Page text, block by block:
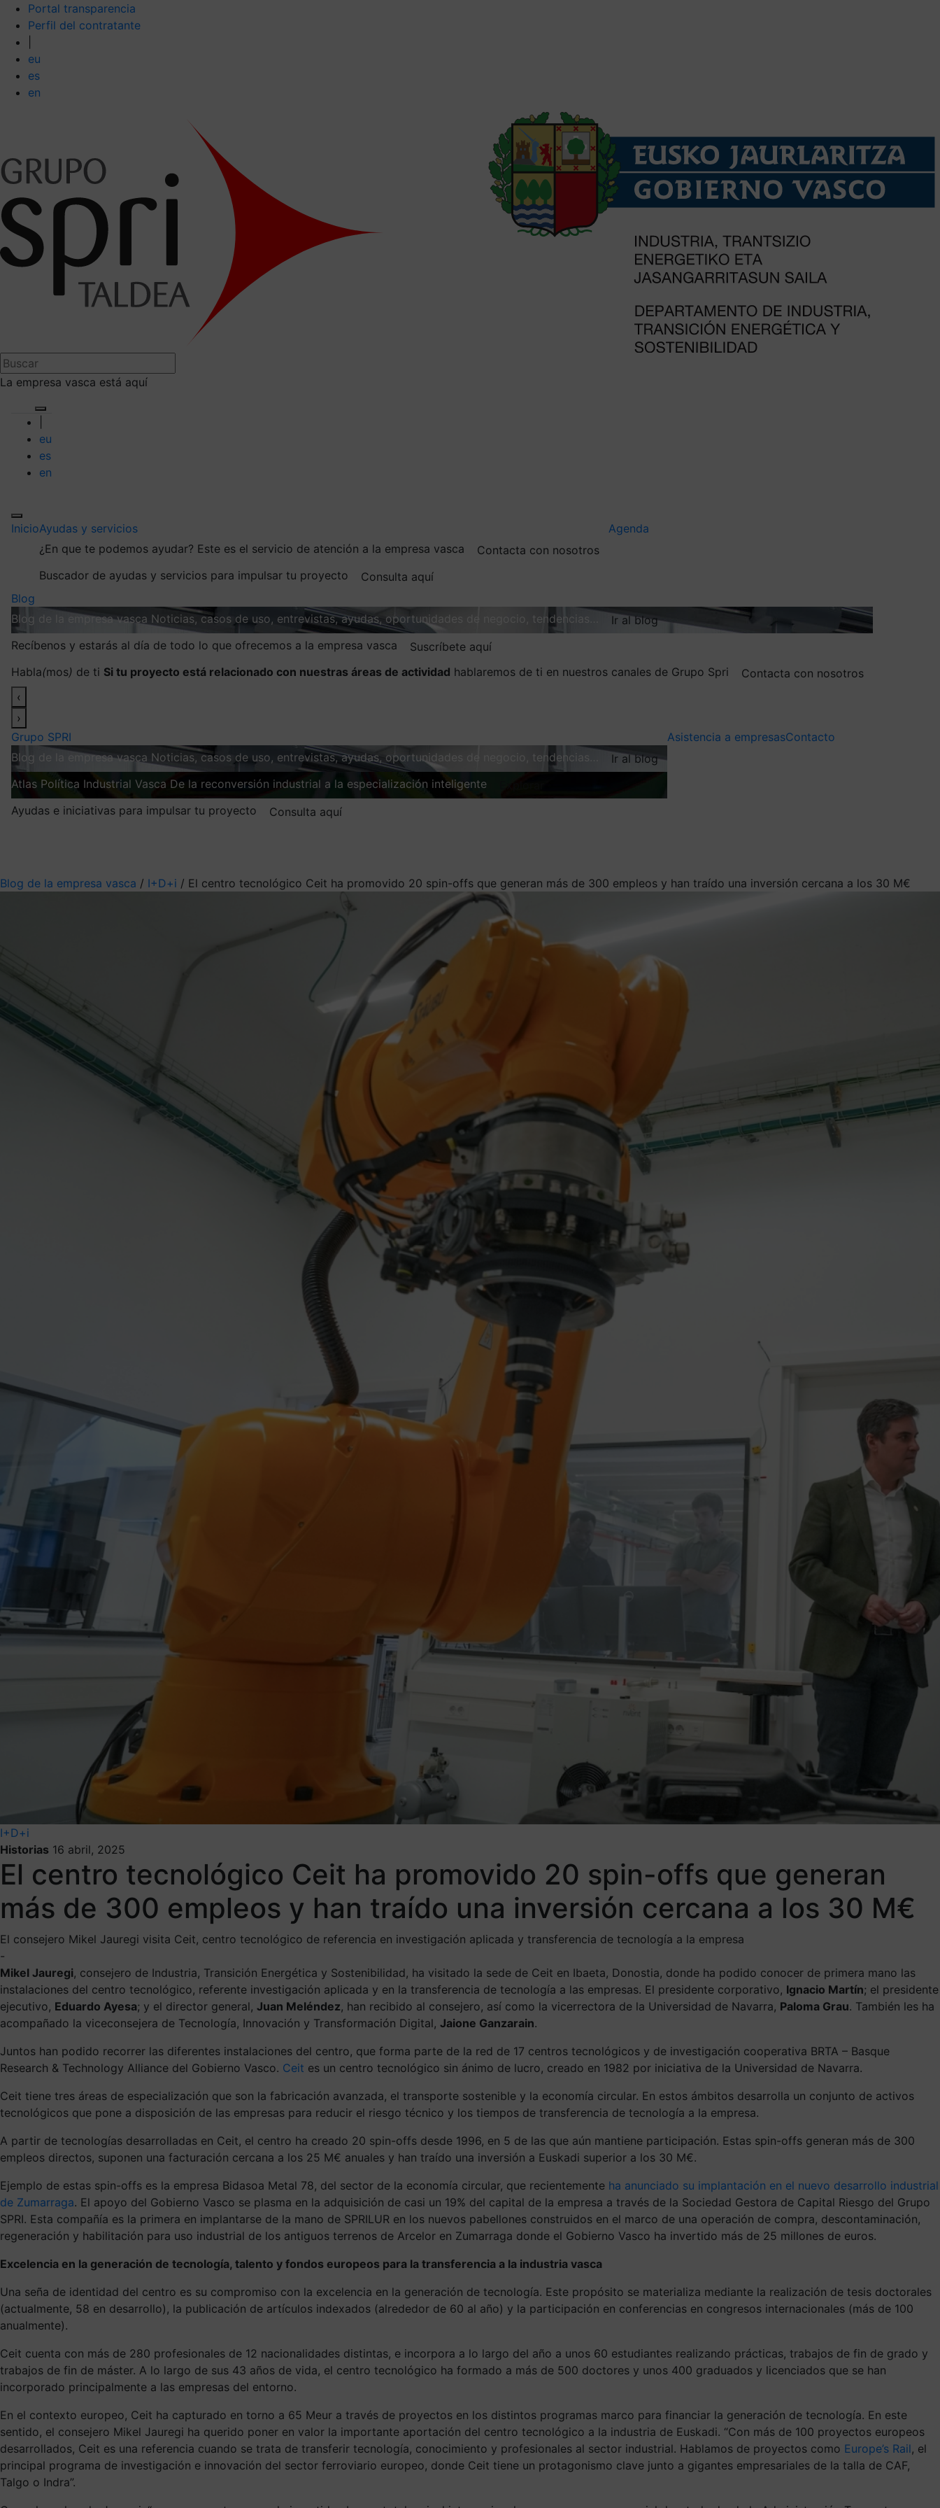
Portal transparencia
Perfil del contratante
eu
es
en
La empresa vasca está aquí
eu
es
en
InicioAyudas y servicios
¿En que te podemos ayudar? Este es el servicio de atención a la empresa vasca
Contacta con nosotros
Buscador de ayudas y servicios para impulsar tu proyecto
Consulta aquí
Agenda
Blog
Blog de la empresa vasca Noticias, casos de uso, entrevistas, ayudas, oportunidades de negocio, tendencias…
Ir al blog
Recíbenos y estarás al día de todo lo que ofrecemos a la empresa vasca
Suscríbete aquí
Habla(mos) de ti Si tu proyecto está relacionado con nuestras áreas de actividad hablaremos de ti en nuestros canales de Grupo Spri
Contacta con nosotros
‹
›
Grupo SPRI
Blog de la empresa vasca Noticias, casos de uso, entrevistas, ayudas, oportunidades de negocio, tendencias…
Ir al blog
Atlas Política Industrial Vasca De la reconversión industrial a la especialización inteligente
Ayudas e iniciativas para impulsar tu proyecto
Consulta aquí
Asistencia a empresasContacto
Blog de la empresa vasca / I+D+i / El centro tecnológico Ceit ha promovido 20 spin-offs que generan más de 300 empleos y han traído una inversión cercana a los 30 M€
I+D+i
Historias 16 abril, 2025
El centro tecnológico Ceit ha promovido 20 spin-offs que generan
más de 300 empleos y han traído una inversión cercana a los 30 M€
El consejero Mikel Jauregi visita Ceit, centro tecnológico de referencia en investigación aplicada y transferencia de tecnología a la empresa
-
Mikel Jauregi, consejero de Industria, Transición Energética y Sostenibilidad, ha visitado la sede de Ceit en Ibaeta, Donostia, donde ha podido conocer de primera mano las
instalaciones del centro tecnológico, referente investigación aplicada y en la transferencia de tecnología a las empresas. El presidente corporativo, Ignacio Martín; el presidente
ejecutivo, Eduardo Ayesa; y el director general, Juan Meléndez, han recibido al consejero, así como la vicerrectora de la Universidad de Navarra, Paloma Grau. También les ha
acompañado la viceconsejera de Tecnología, Innovación y Transformación Digital, Jaione Ganzarain.
Juntos han podido recorrer las diferentes instalaciones del centro, que forma parte de la red de 17 centros tecnológicos y de investigación cooperativa BRTA – Basque
Research & Technology Alliance del Gobierno Vasco. Ceit es un centro tecnológico sin ánimo de lucro, creado en 1982 por iniciativa de la Universidad de Navarra.
Ceit tiene tres áreas de especialización que son la fabricación avanzada, el transporte sostenible y la economía circular. En estos ámbitos desarrolla un conjunto de activos
tecnológicos que pone a disposición de las empresas para reducir el riesgo técnico y los tiempos de transferencia de tecnología a la empresa.
A partir de tecnologías desarrolladas en Ceit, el centro ha creado 20 spin-offs desde 1996, en 5 de las que aún mantiene participación. Estas spin-offs generan más de 300
empleos directos, suponen una facturación cercana a los 25 M€ anuales y han traído una inversión a Euskadi superior a los 30 M€.
Ejemplo de estas spin-offs es la empresa Bidasoa Metal 78, del sector de la economía circular, que recientemente ha anunciado su implantación en el nuevo desarrollo industrial
de Zumarraga. El apoyo del Gobierno Vasco se plasma en la adquisición de casi un 19% del capital de la empresa a través de la Sociedad Gestora de Capital Riesgo del Grupo
SPRI. Esta compañía es la primera en implantarse de la mano de SPRILUR en los nuevos pabellones construidos en el marco de una operación de compra, descontaminación,
regeneración y habilitación para uso industrial de los antiguos terrenos de Arcelor en Zumarraga donde el Gobierno Vasco ha invertido más de 25 millones de euros.
Excelencia en la generación de tecnología, talento y fondos europeos para la transferencia a la industria vasca
Una seña de identidad del centro es su compromiso con la excelencia en la generación de tecnología. Este propósito se materializa mediante la realización de tesis doctorales
(actualmente, 58 en desarrollo), la publicación de artículos indexados (alrededor de 60 al año) y la participación en conferencias en congresos internacionales (más de 100
anualmente).
Ceit cuenta con más de 280 profesionales de 12 nacionalidades distintas, e incorpora a lo largo del año a unos 60 estudiantes realizando prácticas, trabajos de fin de grado y
trabajos de fin de máster. A lo largo de sus 43 años de vida, el centro tecnológico ha formado a más de 500 doctores y unos 400 graduados y licenciados que se han
incorporado principalmente a las empresas del entorno.
En el contexto europeo, Ceit ha capturado en torno a 65 Meur a través de proyectos en los distintos programas marco para financiar la generación de tecnología. En este
sentido, el consejero Mikel Jauregi ha querido poner en valor la importante aportación del centro tecnológico a la industria de Euskadi. “Con más de 100 proyectos europeos
desarrollados, Ceit es una referencia cuando se trata de transferir tecnología, conocimiento y profesionales al sector industrial. Hablamos de proyectos como Europe’s Rail, el
principal programa de investigación e innovación del sector ferroviario europeo, donde Ceit tiene un protagonismo clave junto a gigantes empresariales de la talla de CAF,
Talgo o Indra”.